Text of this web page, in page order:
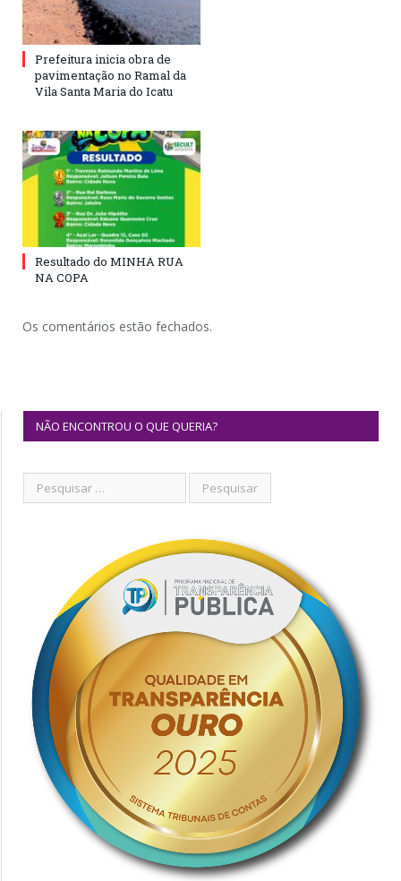
Prefeitura inicia obra de
pavimentação no Ramal da
Vila Santa Maria do Icatu
Resultado do MINHA RUA
NA COPA
Os comentários estão fechados.
NÃO ENCONTROU O QUE QUERIA?